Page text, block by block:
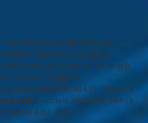
livellamento progettato per
casearia, enologica,
nel rispetto delle più
norme igieniche.
: acciaio inox AISI 304 (a richiesta
stelo: acciaio inox AISI 304 (a
richiesta AISI 316)